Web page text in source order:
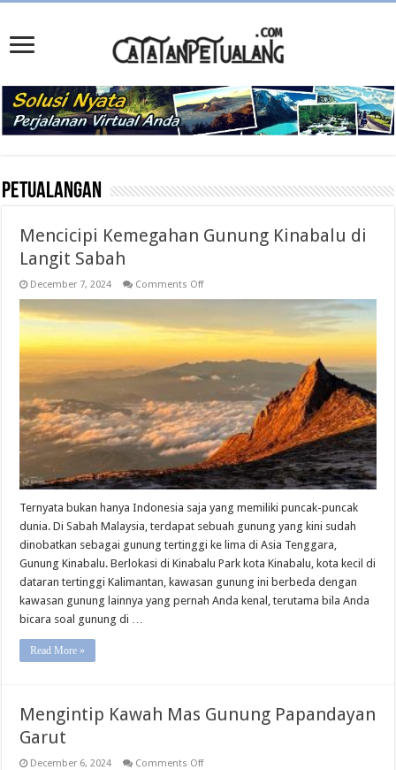
Petualangan
Mencicipi Kemegahan Gunung Kinabalu di
Langit Sabah
December 7, 2024 Comments Offon
Kinabalu
Langit
Sabah
Ternyata bukan hanya Indonesia saja yang memiliki puncak-puncak
dunia. Di Sabah Malaysia, terdapat sebuah gunung yang kini sudah
dinobatkan sebagai gunung tertinggi ke lima di Asia Tenggara,
Gunung Kinabalu. Berlokasi di Kinabalu Park kota Kinabalu, kota kecil di
dataran tertinggi Kalimantan, kawasan gunung ini berbeda dengan
kawasan gunung lainnya yang pernah Anda kenal, terutama bila Anda
bicara soal gunung di …
Read More »
Mengintip Kawah Mas Gunung Papandayan
Garut
December 6, 2024 Comments Offon